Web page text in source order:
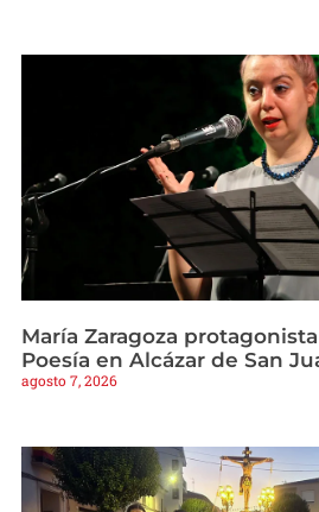
María Zaragoza
Poesía en Alcázar de San
agosto 7, 2026